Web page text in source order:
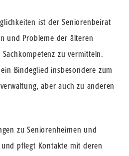
ist der Seniorenbeirat
und Probleme der älteren
zu vermitteln.
Bindeglied insbesondere zum
aber auch zu anderen
zu Seniorenheimen und
pflegt Kontakte mit deren